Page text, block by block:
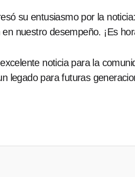
su entusiasmo por la
nuestro desempeño. ¡Es
noticia para la
legado para futuras